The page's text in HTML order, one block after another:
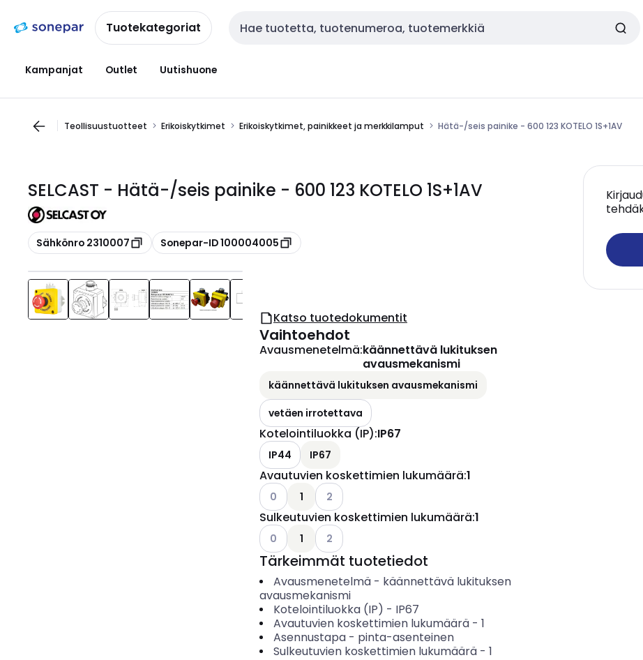
navigointiinsisältöönTuotekategoriat Haku
Kampanjat Outlet Uutishuone
Teollisuustuotteet Erikoiskytkimet Erikoiskytkimet, painikkeet ja merkkilamput Hätä-/seis painike - 600 123 KOTELO 1S+1AV
SELCAST - Hätä-/seis painike - 600 123 KOTELO 1S+1AV
Kopioi
Sähkönro 2310007 Kopioi
Sonepar-ID 100004005
Katso tuotedokumentit
Vaihtoehdot
Avausmenetelmä:käännettävä lukituksen
avausmekanismi
käännettävä lukituksen avausmekanismi
vetäen irrotettava
Kotelointiluokka (IP):IP67
IP44 IP67
Avautuvien koskettimien lukumäärä:1
Katso käytettävissä olevat vaihtoehdot
0 1 Katso käytettävissä olevat vaihtoehdot
2
Sulkeutuvien koskettimien lukumäärä:1
Katso käytettävissä olevat vaihtoehdot
0 1 Katso käytettävissä olevat vaihtoehdot
2
Tärkeimmät tuotetiedot
Avausmenetelmä- käännettävä lukituksen
avausmekanismi
Kotelointiluokka (IP) - IP67
Avautuvien koskettimien lukumäärä- 1
Asennustapa- pinta-asenteinen
Sulkeutuvien koskettimien lukumäärä- 1